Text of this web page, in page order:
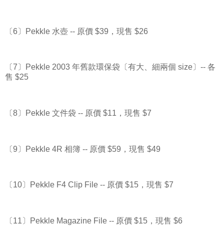
〔6〕Pekkle 水壺 -- 原價 $39，現售 $26
〔7〕Pekkle 2003 年舊款環保袋〔有大、細兩個 size〕-- 各
售 $25
〔8〕Pekkle 文件袋 -- 原價 $11，現售 $7
〔9〕Pekkle 4R 相簿 -- 原價 $59，現售 $49
〔10〕Pekkle F4 Clip File -- 原價 $15，現售 $7
〔11〕Pekkle Magazine File -- 原價 $15，現售 $6